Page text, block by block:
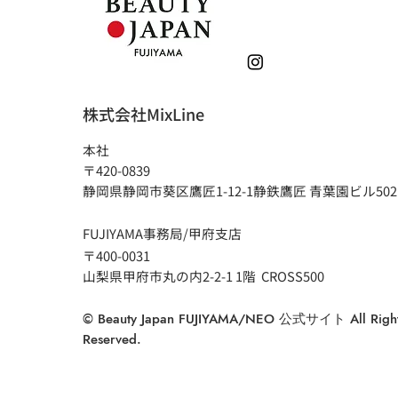
株式会社MixLine
本社
〒420-0839
静岡県静岡市葵区鷹匠1-12-1静鉄鷹匠 青葉園ビル502
FUJIYAMA事務局/甲府支店
〒400-0031
山梨県甲府市丸の内2-2-1 1階 CROSS500
© Beauty Japan FUJIYAMA/NEO 公式サイト All
Reserved.